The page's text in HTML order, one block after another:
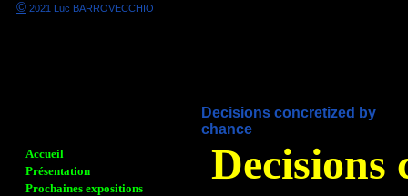
Accueil
Présentation
Prochaines expositions
Decisions concretized by
chance
Decisions
© 2021 Luc BARROVECCHIO